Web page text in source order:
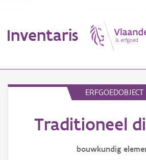
Inventaris
Erfgoedobject
ERFGOEDOBJECT
Traditioneel
bouwkundig